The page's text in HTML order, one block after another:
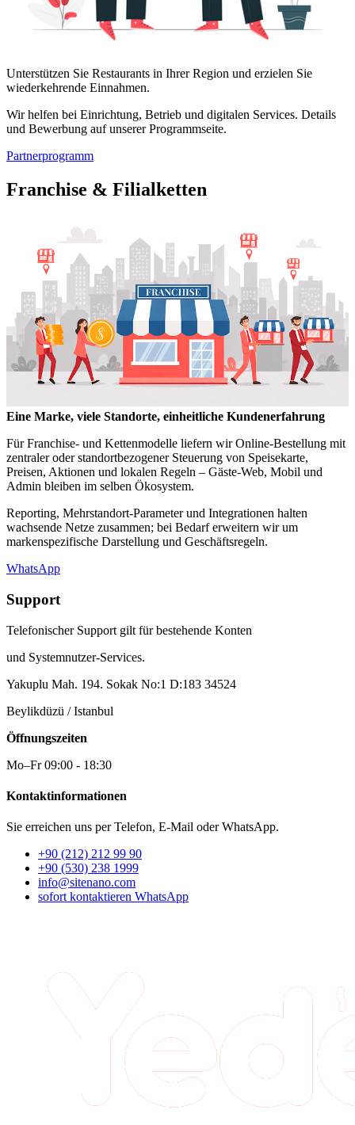
Unterstützen Sie Restaurants in Ihrer Region und erzielen Sie
wiederkehrende Einnahmen.
Wir helfen bei Einrichtung, Betrieb und digitalen Services. Details
und Bewerbung auf unserer Programmseite.
Partnerprogramm
Franchise & Filialketten
Eine Marke, viele Standorte, einheitliche Kundenerfahrung
Für Franchise- und Kettenmodelle liefern wir Online-Bestellung mit
zentraler oder standortbezogener Steuerung von Speisekarte,
Preisen, Aktionen und lokalen Regeln – Gäste-Web, Mobil und
Admin bleiben im selben Ökosystem.
Reporting, Mehrstandort-Parameter und Integrationen halten
wachsende Netze zusammen; bei Bedarf erweitern wir um
markenspezifische Darstellung und Geschäftsregeln.
WhatsApp
Support
Telefonischer Support gilt für bestehende Konten
und Systemnutzer-Services.
Yakuplu Mah. 194. Sokak No:1 D:183 34524
Beylikdüzü / Istanbul
Öffnungszeiten
Mo–Fr 09:00 - 18:30
Kontaktinformationen
Sie erreichen uns per Telefon, E-Mail oder WhatsApp.
+90 (212) 212 99 90
+90 (530) 238 1999
info@sitenano.com
sofort kontaktieren WhatsApp